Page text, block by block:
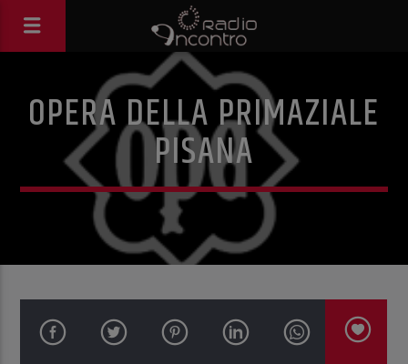
OPERA DELLA PRIMAZIALE
PISANA